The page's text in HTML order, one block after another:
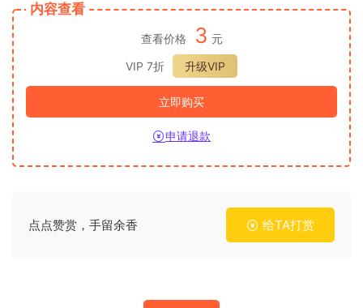
内容查看
查看价格 3 元
VIP 7折
升级VIP
立即购买
申请退款
点点赞赏，手留余香 给TA打赏